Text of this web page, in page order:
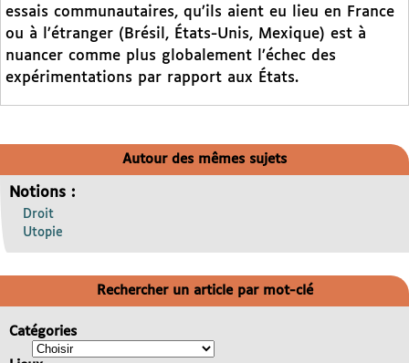
essais communautaires, qu’ils aient eu lieu en France
ou à l’étranger (Brésil, États-Unis, Mexique) est à
nuancer comme plus globalement l’échec des
expérimentations par rapport aux États.
Autour des mêmes sujets
Notions :
Droit
Utopie
Rechercher un article par mot-clé
Catégories